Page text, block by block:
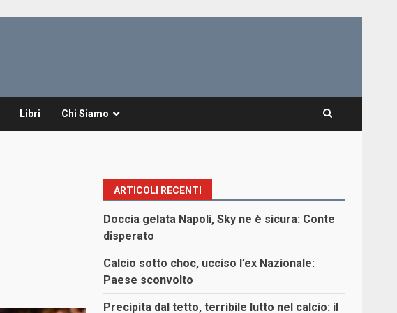
Libri Chi Siamo
ARTICOLI RECENTI
Doccia gelata Napoli, Sky ne è sicura: Conte
disperato
Calcio sotto choc, ucciso l’ex Nazionale:
Paese sconvolto
Precipita dal tetto, terribile lutto nel calcio: il